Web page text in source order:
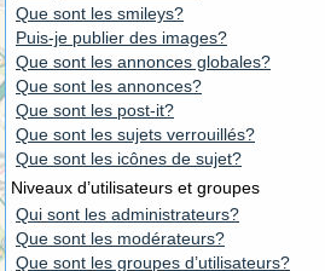
Que sont les smileys?
Puis-je publier des images?
Que sont les annonces globales?
Que sont les annonces?
Que sont les post-it?
Que sont les sujets verrouillés?
Que sont les icônes de sujet?
Niveaux d’utilisateurs et groupes
Qui sont les administrateurs?
Que sont les modérateurs?
Que sont les groupes d’utilisateurs?